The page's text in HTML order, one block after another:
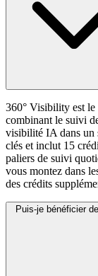
360° Visibility est
combinant le suivi
visibilité IA dans un
clés et inclut 15
paliers de suivi
vous montez dans
des crédits
Puis-je bénéficier